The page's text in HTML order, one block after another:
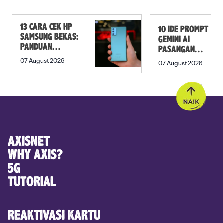
13 CARA CEK HP
SAMSUNG BEKAS:
PANDUAN
SEBELUM
07 August 2026
10 IDE PROMPT
GEMINI AI
PASANGAN
PREWEDDING
07 August 2026
AXISNET
WHY AXIS?
5G
TUTORIAL
REAKTIVASI KARTU